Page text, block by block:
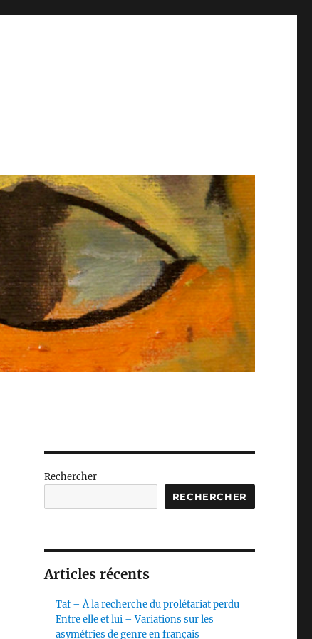
Rechercher
RECHERCHER
Articles récents
Taf – À la recherche du prolétariat perdu
Entre elle et lui – Variations sur les
asymétries de genre en français